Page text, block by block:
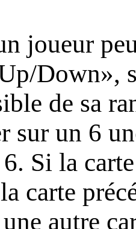
joueur
Down»,
de sa
sur un 6
Si la
carte
autre